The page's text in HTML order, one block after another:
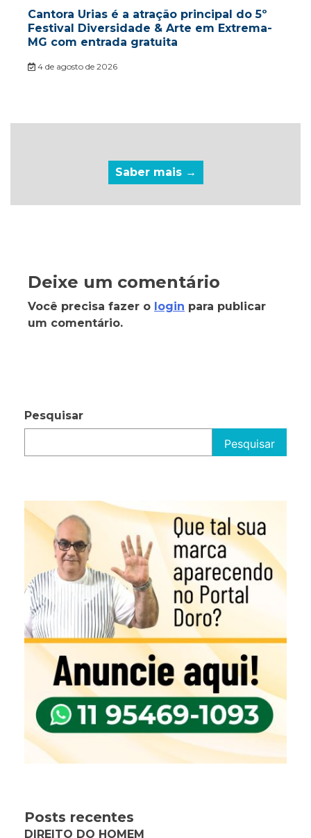
Cantora Urias é a atração principal do 5º
Festival Diversidade & Arte em Extrema-
MG com entrada gratuita
4 de agosto de 2026
Saber mais →
Deixe um comentário
Você precisa fazer o login para publicar
um comentário.
Pesquisar
Pesquisar
Posts recentes
DIREITO DO HOMEM